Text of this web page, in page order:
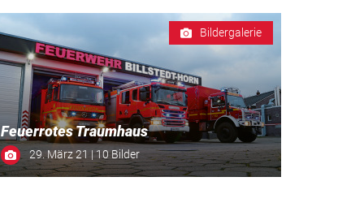
Bildergalerie
Feuerrotes Traumhaus
29. März 21 | 10 Bilder